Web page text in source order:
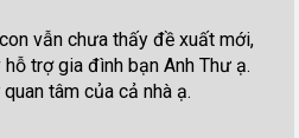
vẫn chưa thấy đề xuất mới,
trợ gia đình bạn Anh Thư ạ.
tâm của cả nhà ạ.